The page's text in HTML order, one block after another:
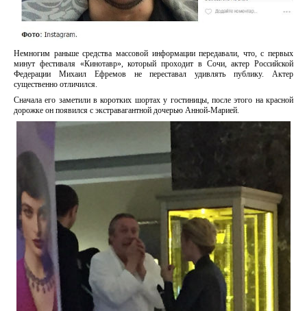
Немногим раньше средства массовой информации передавали, что, с первых
минут фестиваля «Кинотавр», который проходит в Сочи, актер Российской
Федерации Михаил Ефремов не переставал удивлять публику. Актер
существенно отличился.
Сначала его заметили в коротких шортах у гостиницы, после этого на красной
дорожке он появился с экстравагантной дочерью Анной-Марией.